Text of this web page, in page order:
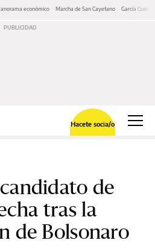
económico Marcha de San Cayetano García Cuerva
Hacete socia/o
de
tras la
de Bolsonaro